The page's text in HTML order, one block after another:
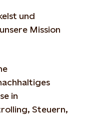
und
Mission
in
Steuern,